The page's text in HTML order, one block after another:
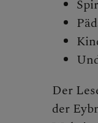
Der
der